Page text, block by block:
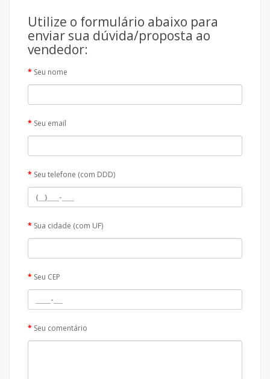
Utilize o formulário abaixo para
enviar sua dúvida/proposta ao
vendedor:
Seu nome
Seu email
Seu telefone (com DDD)
Sua cidade (com UF)
Seu CEP
Seu comentário